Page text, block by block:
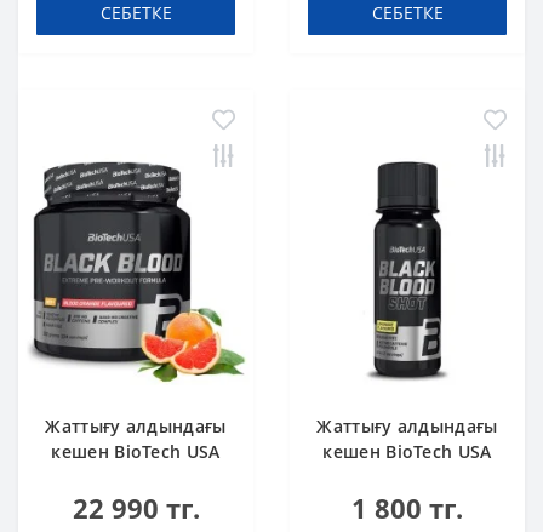
СЕБЕТКЕ СЕБЕТКЕ
Жаттығу алдындағы
кешен BioTech USA
Blood orange 340 g
22 990 тг.
Жаттығу алдындағы
кешен BioTech USA
Lemonade 60 ml шот
1 800 тг.